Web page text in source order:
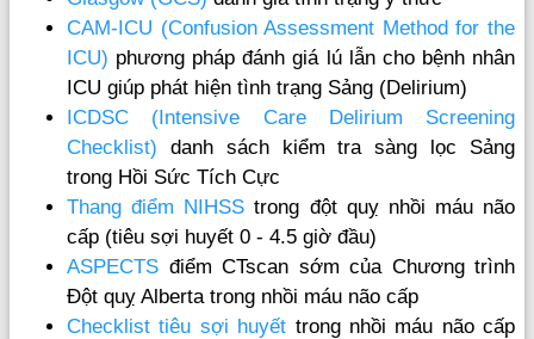
CAM-ICU (Confusion Assessment Method for the
ICU) phương pháp đánh giá lú lẫn cho bệnh nhân
ICU giúp phát hiện tình trạng Sảng (Delirium)
ICDSC (Intensive Care Delirium Screening
Checklist) danh sách kiểm tra sàng lọc Sảng
trong Hồi Sức Tích Cực
Thang điểm NIHSS trong đột quỵ nhồi máu não
cấp (tiêu sợi huyết 0 - 4.5 giờ đầu)
ASPECTS điểm CTscan sớm của Chương trình
Đột quỵ Alberta trong nhồi máu não cấp
Checklist tiêu sợi huyết trong nhồi máu não cấp